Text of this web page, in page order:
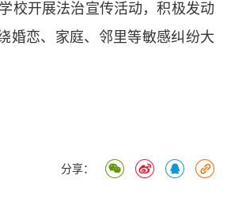
开展法治宣传活动，积极发动
婚恋、家庭、邻里等敏感纠纷大
分享：